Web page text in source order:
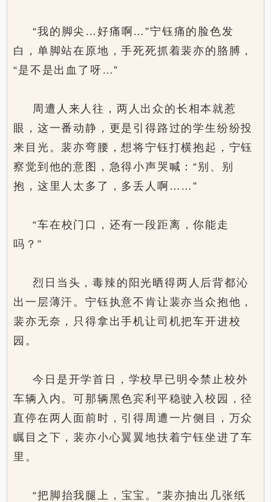
“我的脚尖…好痛啊…”宁钰痛的脸色发
白，单脚站在原地，手死死抓着裴亦的胳膊，
“是不是出血了呀…”
周遭人来人往，两人出众的长相本就惹
眼，这一番动静，更是引得路过的学生纷纷投
来目光。裴亦弯腰，想将宁钰打横抱起，宁钰
察觉到他的意图，急得小声哭喊：“别、别
抱，这里人太多了，多丢人啊……”
“车在校门口，还有一段距离，你能走
吗？”
烈日当头，毒辣的阳光晒得两人后背都沁
出一层薄汗。宁钰执意不肯让裴亦当众抱他，
裴亦无奈，只得拿出手机让司机把车开进校
园。
今日是开学首日，学校早已明令禁止校外
车辆入内。可那辆黑色宾利平稳驶入校园，径
直停在两人面前时，引得周遭一片侧目，万众
瞩目之下，裴亦小心翼翼地扶着宁钰坐进了车
里。
“把脚抬我腿上，宝宝。”裴亦抽出几张纸